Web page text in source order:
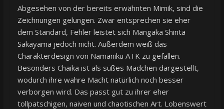
Abgesehen von der bereits erwähnten Mimik, sind die
Zeichnungen gelungen. Zwar entsprechen sie eher
dem Standard, Fehler leistet sich Mangaka Shinta
Sakayama jedoch nicht. Außerdem weiß das
Charakterdesign von Namaniku ATK zu gefallen.
Besonders Chaika ist als süßes Mädchen dargestellt,
wodurch ihre wahre Macht natürlich noch besser
verborgen wird. Das passt gut zu ihrer eher
tollpatschigen, naiven und chaotischen Art. Lobenswert